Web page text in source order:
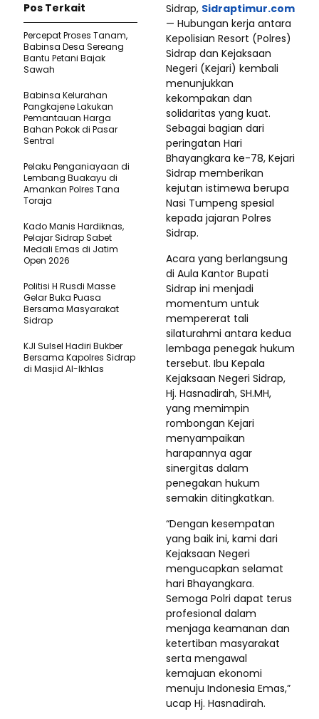
Sidrap, Sidraptimur.com
— Hubungan kerja antara
Kepolisian Resort (Polres)
Sidrap dan Kejaksaan
Negeri (Kejari) kembali
menunjukkan
kekompakan dan
solidaritas yang kuat.
Sebagai bagian dari
peringatan Hari
Bhayangkara ke-78, Kejari
Sidrap memberikan
kejutan istimewa berupa
Nasi Tumpeng spesial
kepada jajaran Polres
Sidrap.
Acara yang berlangsung
di Aula Kantor Bupati
Sidrap ini menjadi
momentum untuk
mempererat tali
silaturahmi antara kedua
lembaga penegak hukum
tersebut. Ibu Kepala
Kejaksaan Negeri Sidrap,
Hj. Hasnadirah, SH.MH,
yang memimpin
rombongan Kejari
menyampaikan
harapannya agar
sinergitas dalam
penegakan hukum
semakin ditingkatkan.
“Dengan kesempatan
yang baik ini, kami dari
Kejaksaan Negeri
mengucapkan selamat
hari Bhayangkara.
Semoga Polri dapat terus
profesional dalam
menjaga keamanan dan
ketertiban masyarakat
serta mengawal
kemajuan ekonomi
menuju Indonesia Emas,”
ucap Hj. Hasnadirah.
Pos Terkait
Percepat Proses Tanam,
Babinsa Desa Sereang
Bantu Petani Bajak
Sawah
Babinsa Kelurahan
Pangkajene Lakukan
Pemantauan Harga
Bahan Pokok di Pasar
Sentral
Pelaku Penganiayaan di
Lembang Buakayu di
Amankan Polres Tana
Toraja
Kado Manis Hardiknas,
Pelajar Sidrap Sabet
Medali Emas di Jatim
Open 2026
Politisi H Rusdi Masse
Gelar Buka Puasa
Bersama Masyarakat
Sidrap
KJI Sulsel Hadiri Bukber
Bersama Kapolres Sidrap
di Masjid Al-Ikhlas